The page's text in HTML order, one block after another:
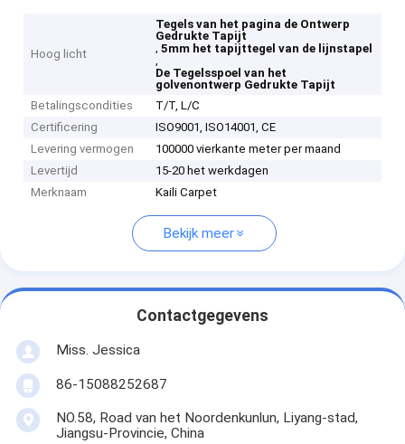
Hoog licht
Tegels van het pagina de Ontwerp
Gedrukte Tapijt
,5mm het tapijttegel van de lijnstapel
,
De Tegelsspoel van het
golvenontwerp Gedrukte Tapijt
Betalingscondities
T/T, L/C
Certificering
ISO9001, ISO14001, CE
Levering vermogen
100000 vierkante meter per maand
Levertijd
15-20 het werkdagen
Merknaam
Kaili Carpet
Bekijk meer
Contactgegevens
Miss. Jessica
86-15088252687
NO.58, Road van het Noordenkunlun, Liyang-stad,
Jiangsu-Provincie, China